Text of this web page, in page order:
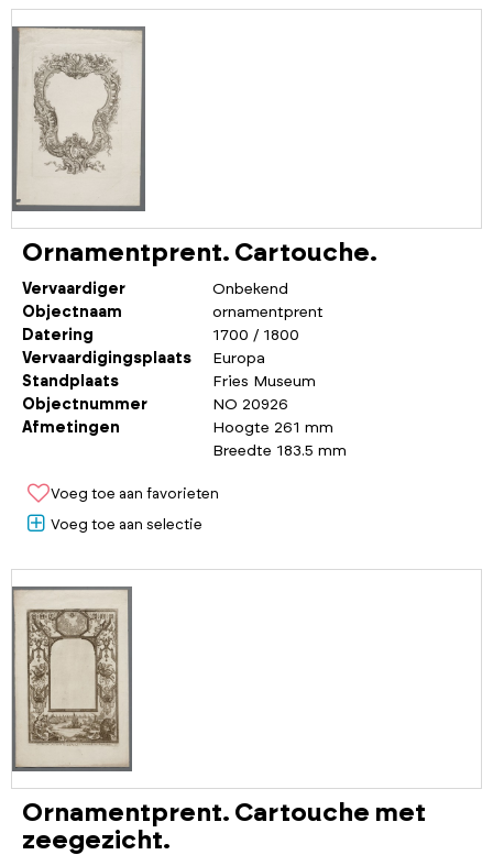
Ornamentprent. Cartouche.
Vervaardiger
Onbekend
Objectnaam
ornamentprent
Datering
1700 / 1800
Vervaardigingsplaats
Europa
Standplaats
Fries Museum
Objectnummer
NO 20926
Afmetingen
Hoogte 261 mm
Breedte 183.5 mm
Voeg toe aan favorieten
Voeg toe aan selectie
Ornamentprent. Cartouche met
zeegezicht.